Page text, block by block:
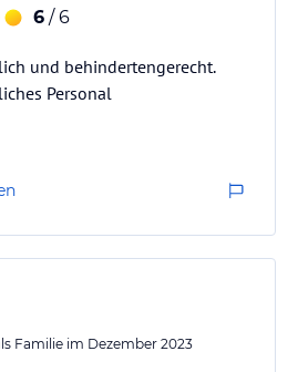
6 / 6
und behindertengerecht.
Personal
Familie im Dezember 2023